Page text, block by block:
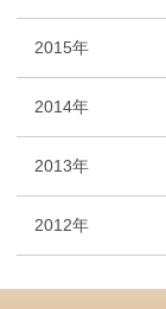
2015年
2014年
2013年
2012年